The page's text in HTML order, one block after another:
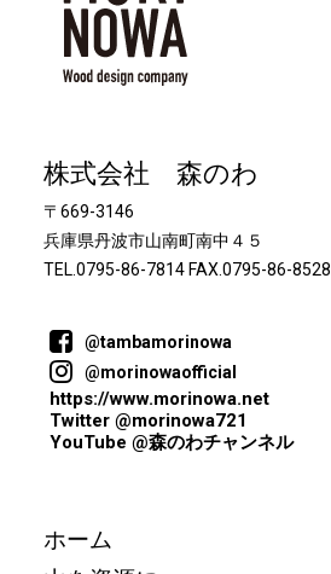
株式会社 森のわ
〒669-3146
兵庫県丹波市山南町南中４５
TEL.0795-86-7814 FAX.0795-86-8528
@tambamorinowa
@morinowaofficial
https://www.morinowa.net
Twitter @morinowa721
YouTube @森のわチャンネル
ホーム